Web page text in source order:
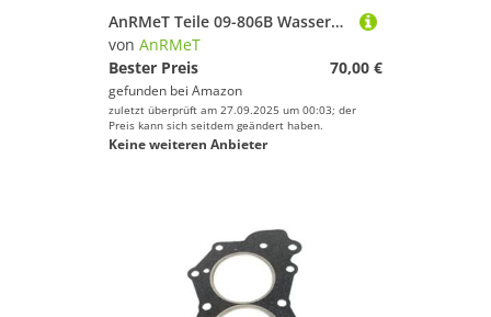
AnRMeT Teile 09-806B Wasserpumpe Flexibles Laufrad 806B for 09-806B Ersetzt 18-3079
von AnRMeT
Bester Preis
70,00 €
gefunden bei Amazon
zuletzt überprüft am 27.09.2025 um 00:03; der
Preis kann sich seitdem geändert haben.
Keine weiteren Anbieter